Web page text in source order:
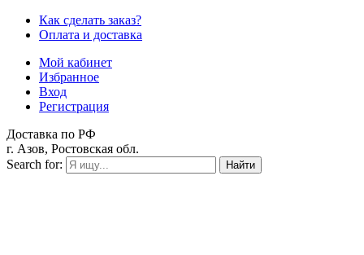
Как сделать заказ?
Оплата и доставка
Мой кабинет
Избранное
Вход
Регистрация
Доставка по РФ
г. Азов, Ростовская обл.
Search for:
Найти